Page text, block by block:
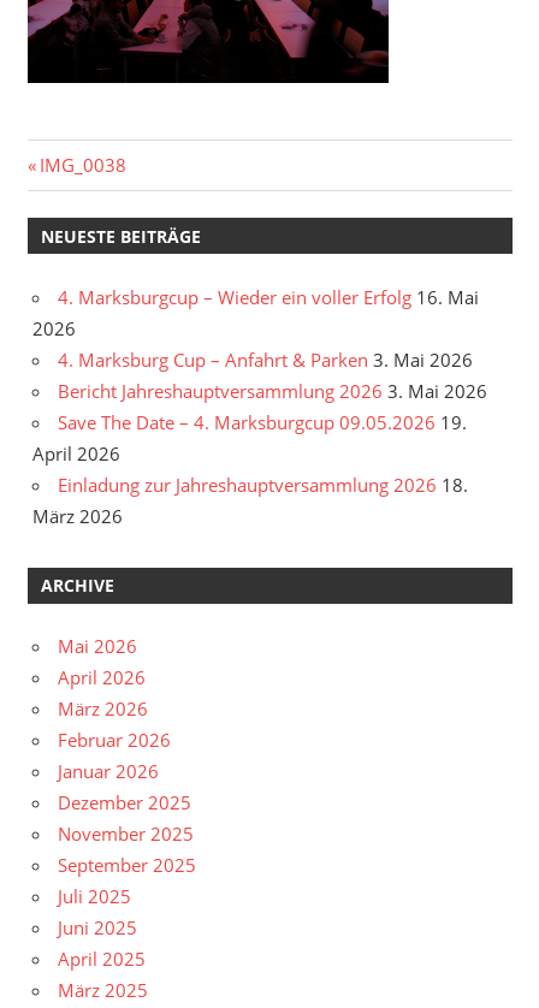
Beitragsnavigation
Vorheriger
Beitrag:
IMG_0038
NEUESTE BEITRÄGE
4. Marksburgcup – Wieder ein voller Erfolg 16. Mai
2026
4. Marksburg Cup – Anfahrt & Parken 3. Mai 2026
Bericht Jahreshauptversammlung 2026 3. Mai 2026
Save The Date – 4. Marksburgcup 09.05.2026 19.
April 2026
Einladung zur Jahreshauptversammlung 2026 18.
März 2026
ARCHIVE
Mai 2026
April 2026
März 2026
Februar 2026
Januar 2026
Dezember 2025
November 2025
September 2025
Juli 2025
Juni 2025
April 2025
März 2025